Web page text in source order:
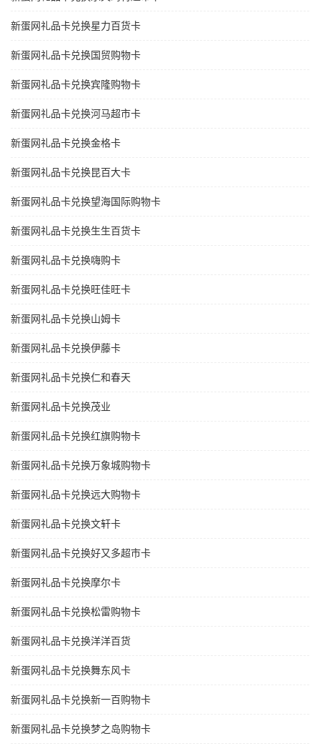
新蛋网礼品卡兑换星力百货卡
新蛋网礼品卡兑换国贸购物卡
新蛋网礼品卡兑换宾隆购物卡
新蛋网礼品卡兑换河马超市卡
新蛋网礼品卡兑换金格卡
新蛋网礼品卡兑换昆百大卡
新蛋网礼品卡兑换望海国际购物卡
新蛋网礼品卡兑换生生百货卡
新蛋网礼品卡兑换嗨购卡
新蛋网礼品卡兑换旺佳旺卡
新蛋网礼品卡兑换山姆卡
新蛋网礼品卡兑换伊藤卡
新蛋网礼品卡兑换仁和春天
新蛋网礼品卡兑换茂业
新蛋网礼品卡兑换红旗购物卡
新蛋网礼品卡兑换万象城购物卡
新蛋网礼品卡兑换远大购物卡
新蛋网礼品卡兑换文轩卡
新蛋网礼品卡兑换好又多超市卡
新蛋网礼品卡兑换摩尔卡
新蛋网礼品卡兑换松雷购物卡
新蛋网礼品卡兑换洋洋百货
新蛋网礼品卡兑换舞东风卡
新蛋网礼品卡兑换新一百购物卡
新蛋网礼品卡兑换梦之岛购物卡